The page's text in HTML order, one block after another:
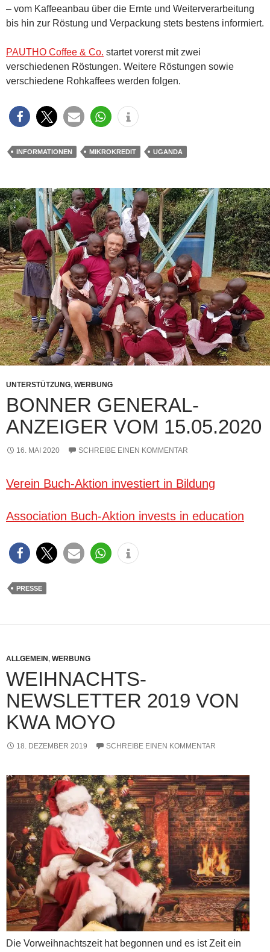
– vom Kaffeeanbau über die Ernte und Weiterverarbeitung
bis hin zur Röstung und Verpackung stets bestens informiert.
PAUTHO Coffee & Co. startet vorerst mit zwei
verschiedenen Röstungen. Weitere Röstungen sowie
verschiedene Rohkaffees werden folgen.
INFORMATIONEN MIKROKREDIT UGANDA
UNTERSTÜTZUNG, WERBUNG
BONNER GENERAL-
ANZEIGER VOM 15.05.2020
16. MAI 2020 SCHREIBE EINEN KOMMENTAR
Verein Buch-Aktion investiert in Bildung
Association Buch-Aktion invests in education
PRESSE
ALLGEMEIN, WERBUNG
WEIHNACHTS-
NEWSLETTER 2019 VON
KWA MOYO
18. DEZEMBER 2019 SCHREIBE EINEN KOMMENTAR
Die Vorweihnachtszeit hat begonnen und es ist Zeit ein